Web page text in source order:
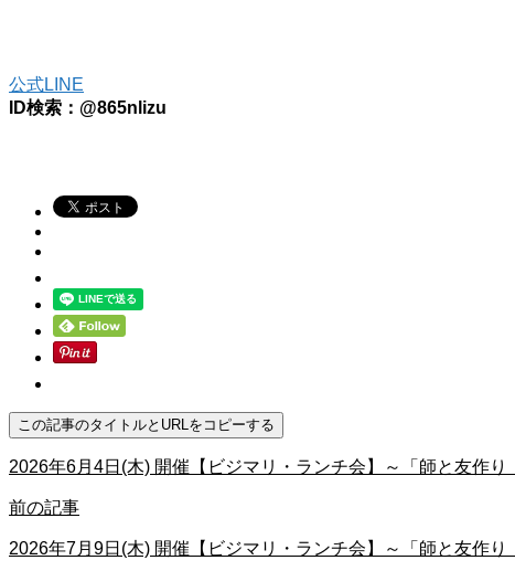
公式LINE
ID検索：@865nlizu
この記事のタイトルとURLをコピーする
2026年6月4日(木) 開催【ビジマリ・ランチ会】～「師と友作
前の記事
2026年7月9日(木) 開催【ビジマリ・ランチ会】～「師と友作